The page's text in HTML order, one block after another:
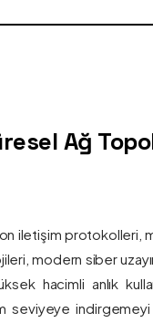
Ağ
iletişim protokolleri,
modern siber
hacimli anlık
seviyeye